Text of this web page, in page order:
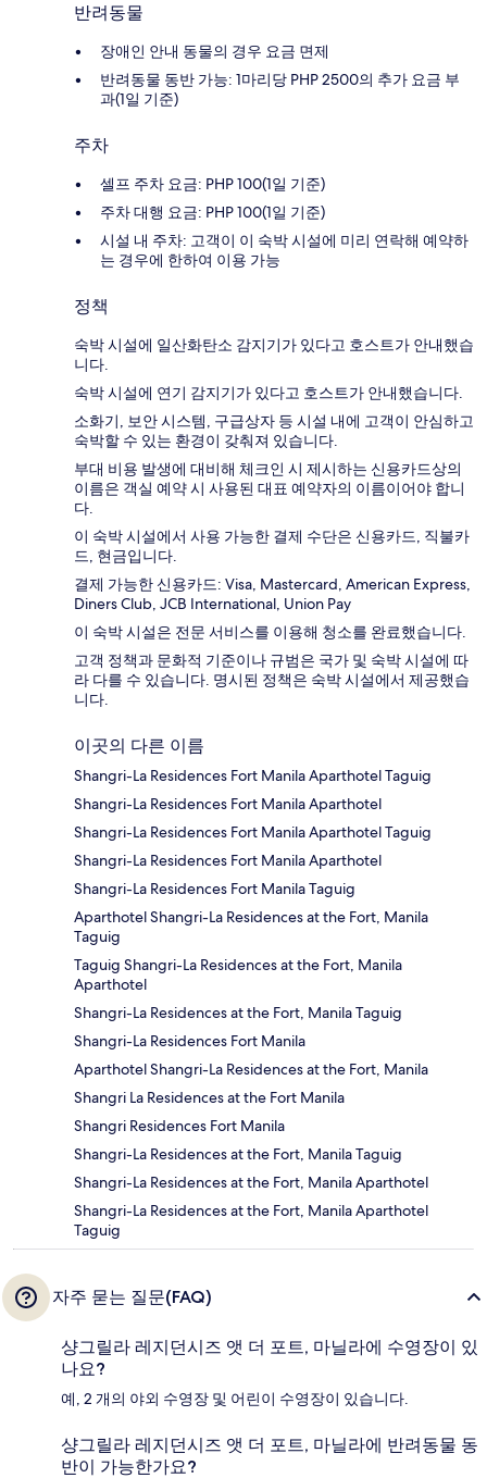
반려동물
장애인 안내 동물의 경우 요금 면제
반려동물 동반 가능: 1마리당 PHP 2500의 추가 요금 부
과(1일 기준)
주차
셀프 주차 요금: PHP 100(1일 기준)
주차 대행 요금: PHP 100(1일 기준)
시설 내 주차: 고객이 이 숙박 시설에 미리 연락해 예약하
는 경우에 한하여 이용 가능
정책
숙박 시설에 일산화탄소 감지기가 있다고 호스트가 안내했습
니다.
숙박 시설에 연기 감지기가 있다고 호스트가 안내했습니다.
소화기, 보안 시스템, 구급상자 등 시설 내에 고객이 안심하고
숙박할 수 있는 환경이 갖춰져 있습니다.
부대 비용 발생에 대비해 체크인 시 제시하는 신용카드상의
이름은 객실 예약 시 사용된 대표 예약자의 이름이어야 합니
다.
이 숙박 시설에서 사용 가능한 결제 수단은 신용카드, 직불카
드, 현금입니다.
결제 가능한 신용카드: Visa, Mastercard, American Express,
Diners Club, JCB International, Union Pay
이 숙박 시설은 전문 서비스를 이용해 청소를 완료했습니다.
고객 정책과 문화적 기준이나 규범은 국가 및 숙박 시설에 따
라 다를 수 있습니다. 명시된 정책은 숙박 시설에서 제공했습
니다.
이곳의 다른 이름
Shangri-La Residences Fort Manila Aparthotel Taguig
Shangri-La Residences Fort Manila Aparthotel
Shangri-La Residences Fort Manila Aparthotel Taguig
Shangri-La Residences Fort Manila Aparthotel
Shangri-La Residences Fort Manila Taguig
Aparthotel Shangri-La Residences at the Fort, Manila
Taguig
Taguig Shangri-La Residences at the Fort, Manila
Aparthotel
Shangri-La Residences at the Fort, Manila Taguig
Shangri-La Residences Fort Manila
Aparthotel Shangri-La Residences at the Fort, Manila
Shangri La Residences at the Fort Manila
Shangri Residences Fort Manila
Shangri-La Residences at the Fort, Manila Taguig
Shangri-La Residences at the Fort, Manila Aparthotel
Shangri-La Residences at the Fort, Manila Aparthotel
Taguig
자주 묻는 질문(FAQ)
샹그릴라 레지던시즈 앳 더 포트, 마닐라에 수영장이 있
나요?
예, 2 개의 야외 수영장 및 어린이 수영장이 있습니다.
샹그릴라 레지던시즈 앳 더 포트, 마닐라에 반려동물 동
반이 가능한가요?